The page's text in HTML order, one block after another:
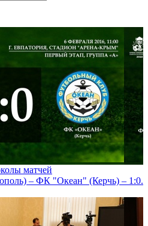
матчей
– ФК "Океан" (Керчь) – 1:0.